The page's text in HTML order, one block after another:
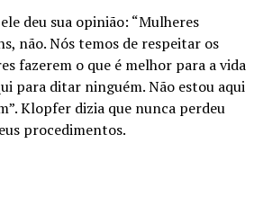
deu sua opinião: “Mulheres
não. Nós temos de respeitar os
fazerem o que é melhor para a vida
para ditar ninguém. Não estou aqui
Klopfer dizia que nunca perdeu
procedimentos.